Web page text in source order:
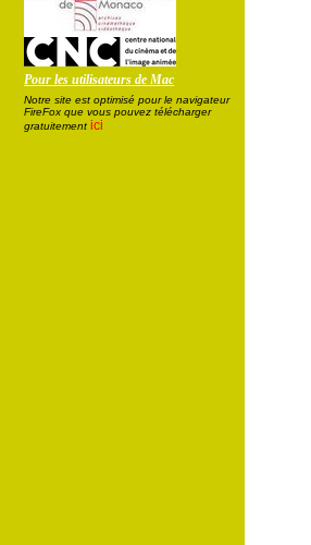
Pour les utilisateurs de Mac
Notre site est optimisé pour le navigateur
FireFox que vous pouvez télécharger
gratuitement ici